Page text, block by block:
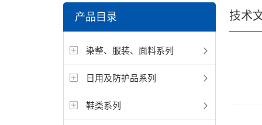
电缆，包装材料，箱包等行业
产品目录
染整、服装、面料系列
日用及防护品系列
鞋类系列
技术